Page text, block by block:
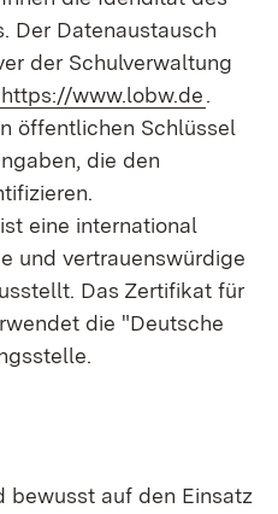
Der Datenaustausch
der Schulverwaltung
Extern:
https://www.lobw.de.
öffentlichen Schlüssel
die den
eine international
und vertrauenswürdige
Das Zertifikat für
die "Deutsche
bewusst auf den Einsatz